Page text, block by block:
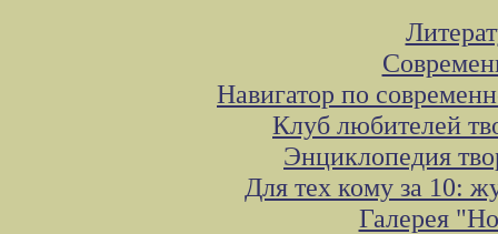
Навигатор по
Клуб любителей
Энциклопедия
Для тех кому за 10:
Галерея